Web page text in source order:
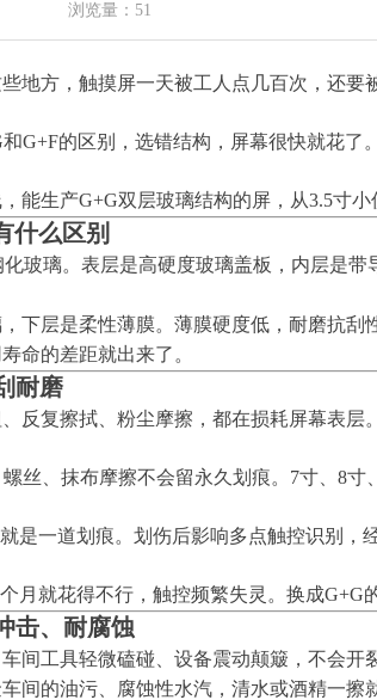
地方，触摸屏一天被工人点几百次，还
G+F的区别，选错结构，屏幕很快就花了。
能生产G+G双层玻璃结构的屏，从3.5寸
什么区别
化玻璃。表层是高硬度玻璃盖板，内层是
，下层是柔性薄膜。薄膜硬度低，耐磨抗
命的差距就出来了。
耐磨
反复擦拭、粉尘摩擦，都在损耗屏幕表层。
丝、抹布摩擦不会留永久划痕。7寸、8
是一道划痕。划伤后影响多点触控识别，
月就花得不行，触控频繁失灵。换成
击、耐腐蚀
间工具轻微磕碰、设备震动颠簸，不会开
间的油污、腐蚀性水汽，清水或酒精一擦
浏览量： 51